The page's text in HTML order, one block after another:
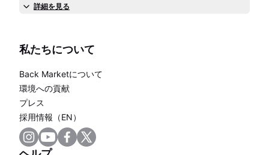
詳細を見る
私たちについて
Back Marketについて
環境への貢献
プレス
採用情報（EN）